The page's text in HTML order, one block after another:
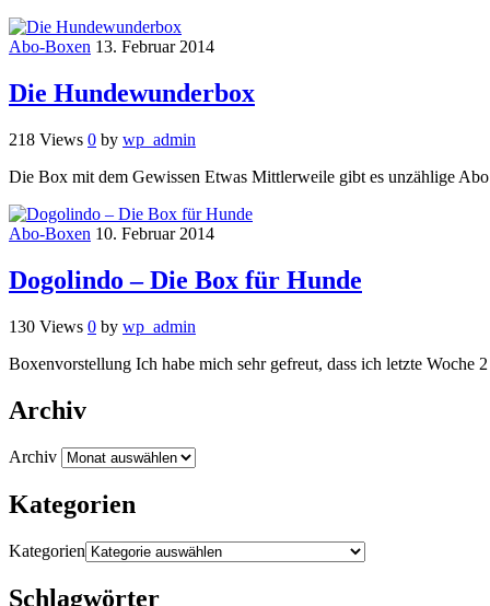
Abo-Boxen 13. Februar 2014
Die Hundewunderbox
218 Views 0 by wp_admin
Die Box mit dem Gewissen Etwas Mittlerweile gibt es unzählige
Abo-Boxen 10. Februar 2014
Dogolindo – Die Box für Hunde
130 Views 0 by wp_admin
Boxenvorstellung Ich habe mich sehr gefreut, dass ich letzte
Archiv
Archiv
Kategorien
Kategorien
Schlagwörter